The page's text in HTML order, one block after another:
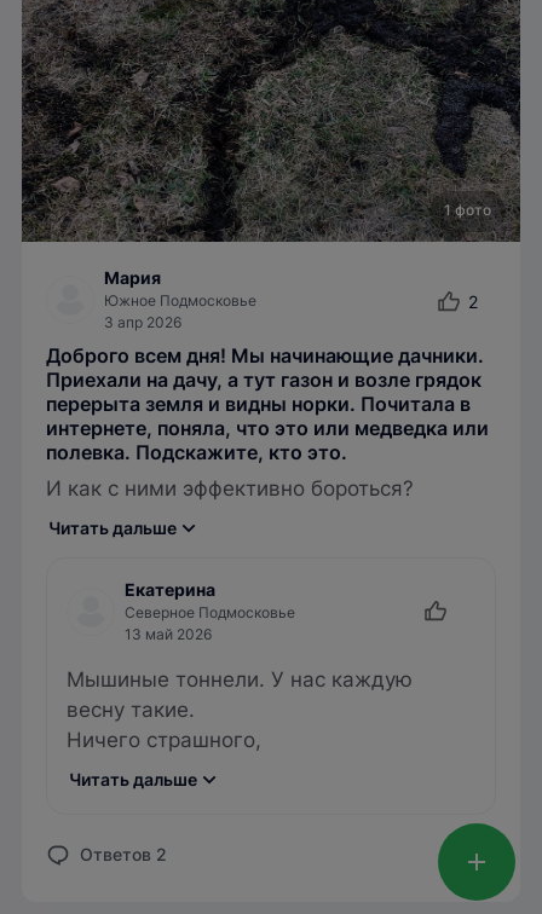
1 фото
Мария
Южное Подмосковье
3 апр 2026
2
Доброго всем дня! Мы начинающие дачники.
Приехали на дачу, а тут газон и возле грядок
перерыта земля и видны норки. Почитала в
интернете, поняла, что это или медведка или
полевка. Подскажите, кто это.
И как с ними эффективно бороться?
Читать дальше
Екатерина
Северное Подмосковье
13 май 2026
Мышиные тоннели. У нас каждую
весну такие.
Ничего страшного,
Читать дальше
Ответов 2